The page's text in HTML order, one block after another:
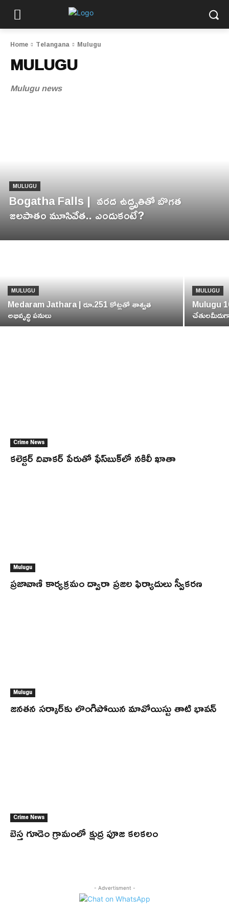
Home Telangana Mulugu
MULUGU
Mulugu news
MULUGU
Bogatha Falls | వరద ఉద్ధృతితో బొగత
జలపాతం మూసివేత.. ఎందుకంటే?
MULUGU
Medaram Jathara | రూ.251 కోట్లతో శాశ్వత
అభివృద్ధి పనులు
MULUGU
Mulugu
Crime News
క‌లెక్ట‌ర్ దివాకర్ పేరుతో ఫేస్‌బుక్‌లో నకిలీ ఖాతా
Mulugu
ప్రజావాణి కార్యక్రమం ద్వారా ప్రజల ఫిర్యాదులు స్వీకరణ
Mulugu
జనతన సర్కార్‌కు లొంగిపోయిన మావోయిస్టు తాటి భావన్
Crime News
బెస్త గూడెం గ్రామంలో క్షుద్ర పూజ కలకలం
- Advertisment -